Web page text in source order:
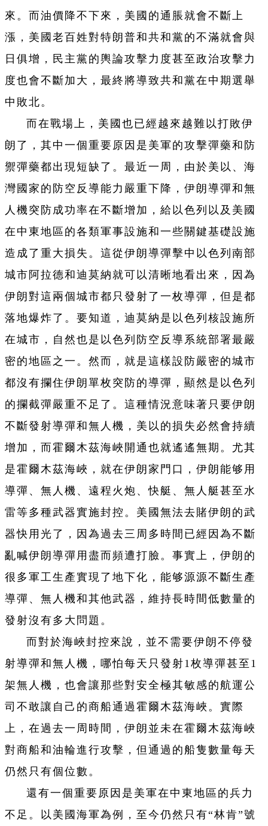
來。而油價降不下來，美國的通脹就會不斷上
漲，美國老百姓對特朗普和共和黨的不滿就會與
日俱增，民主黨的輿論攻擊力度甚至政治攻擊力
度也會不斷加大，最終將導致共和黨在中期選舉
中敗北。
而在戰場上，美國也已經越來越難以打敗伊
朗了，其中一個重要原因是美軍的攻擊彈藥和防
禦彈藥都出現短缺了。最近一周，由於美以、海
灣國家的防空反導能力嚴重下降，伊朗導彈和無
人機突防成功率在不斷增加，給以色列以及美國
在中東地區的各類軍事設施和一些關鍵基礎設施
造成了重大損失。這從伊朗導彈擊中以色列南部
城市阿拉德和迪莫納就可以清晰地看出來，因為
伊朗對這兩個城市都只發射了一枚導彈，但是都
落地爆炸了。要知道，迪莫納是以色列核設施所
在城市，自然也是以色列防空反導系統部署最嚴
密的地區之一。然而，就是這樣設防嚴密的城市
都沒有攔住伊朗單枚突防的導彈，顯然是以色列
的攔截彈嚴重不足了。這種情況意味著只要伊朗
不斷發射導彈和無人機，美以的損失必然會持續
增加，而霍爾木茲海峽開通也就遙遙無期。尤其
是霍爾木茲海峽，就在伊朗家門口，伊朗能够用
導彈、無人機、遠程火炮、快艇、無人艇甚至水
雷等多種武器實施封控。美國無法去賭伊朗的武
器快用光了，因為過去三周多時間已經因為不斷
亂喊伊朗導彈用盡而頻遭打臉。事實上，伊朗的
很多軍工生產實現了地下化，能够源源不斷生產
導彈、無人機和其他武器，維持長時間低數量的
發射沒有多大問題。
而對於海峽封控來說，並不需要伊朗不停發
射導彈和無人機，哪怕每天只發射1枚導彈甚至1
架無人機，也會讓那些對安全極其敏感的航運公
司不敢讓自己的商船通過霍爾木茲海峽。實際
上，在過去一周時間，伊朗並未在霍爾木茲海峽
對商船和油輪進行攻擊，但通過的船隻數量每天
仍然只有個位數。
還有一個重要原因是美軍在中東地區的兵力
不足。以美國海軍為例，至今仍然只有“林肯”號